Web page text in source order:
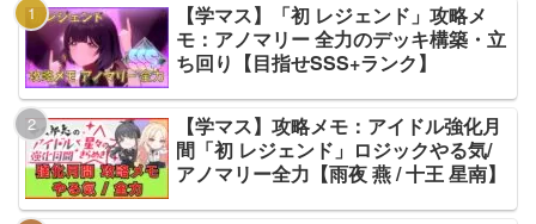
【学マス】「初 レジェンド」攻略メ
モ：アノマリー 全力のデッキ構築・立
ち回り【目指せSSS+ランク】
【学マス】攻略メモ：アイドル強化月
間「初 レジェンド」ロジックやる気/
アノマリー全力【雨夜 燕 / 十王 星南】